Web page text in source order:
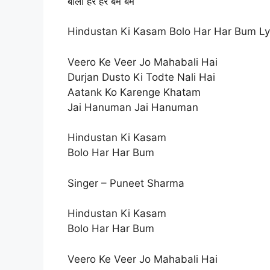
Hindustan Ki Kasam Bolo Har Har Bum
Veero Ke Veer Jo Mahabali Hai
Durjan Dusto Ki Todte Nali Hai
Aatank Ko Karenge Khatam
Jai Hanuman Jai Hanuman
Hindustan Ki Kasam
Bolo Har Har Bum
Singer – Puneet Sharma
Hindustan Ki Kasam
Bolo Har Har Bum
Veero Ke Veer Jo Mahabali Hai